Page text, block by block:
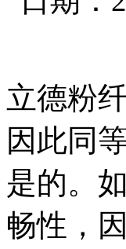
立德粉
因此同
是的。
畅性，